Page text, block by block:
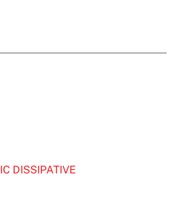
DISSIPATIVE